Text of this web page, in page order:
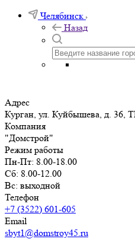
Челябинск
Назад
Адрес
Курган, ул. Куйбышева, д. 36,
Компания
"Домстрой"
Режим работы
Пн-Пт: 8.00-18.00
Сб: 8.00-12.00
Вс: выходной
Телефон
+7 (3522) 601-605
Email
sbyt1@domstroy45.ru